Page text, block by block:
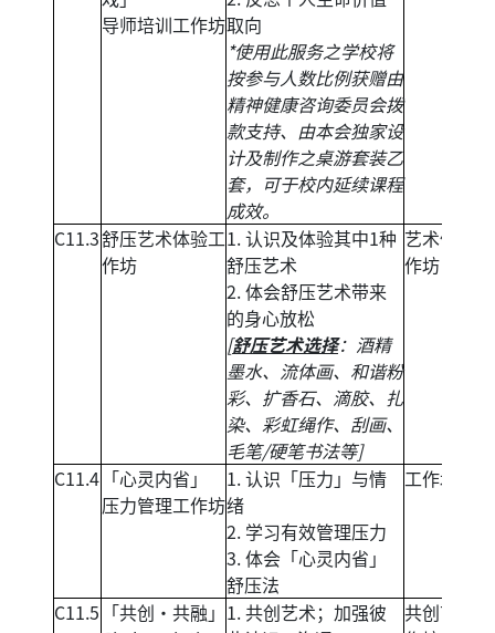
导师培训工作坊取向
*使用此服务之学校将
按参与人数比例获赠由
精神健康咨询委员会拨
款支持、由本会独家设
计及制作之桌游套装乙
套，可于校内延续课程
成效。
C11.3舒压艺术体验工
作坊
1. 认识及体验其中1种
舒压艺术
2. 体会舒压艺术带来
的身心放松
[舒压艺术选择：酒精
墨水、流体画、和谐粉
彩、扩香石、滴胶、扎
染、彩虹绳作、刮画、
毛笔/硬笔书法等]
艺术体验工
作坊
C11.4 「心灵内省」
压力管理工作坊
1. 认识「压力」与情
绪
2. 学习有效管理压力
3. 体会「心灵内省」
舒压法
工作坊
C11.5 「共创‧共融」 1. 共创艺术；加强彼
共创艺术工